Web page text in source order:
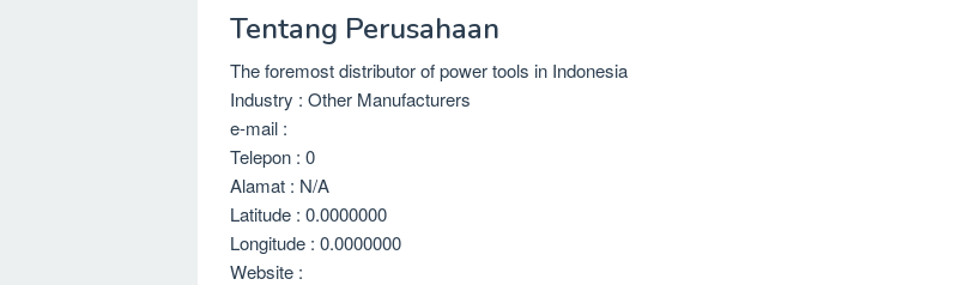
Tentang Perusahaan
The foremost distributor of power tools in Indonesia
Industry : Other Manufacturers
e-mail :
Telepon : 0
Alamat : N/A
Latitude : 0.0000000
Longitude : 0.0000000
Website :